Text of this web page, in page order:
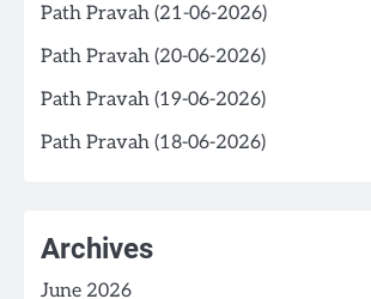
Path Pravah (21-06-2026)
Path Pravah (20-06-2026)
Path Pravah (19-06-2026)
Path Pravah (18-06-2026)
Archives
June 2026